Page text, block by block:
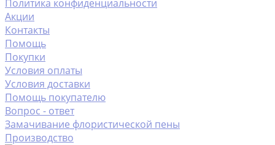
Политика конфиденциальности
Акции
Контакты
Помощь
Покупки
Условия оплаты
Условия доставки
Помощь покупателю
Вопрос - ответ
Замачивание флористической пены
Производство